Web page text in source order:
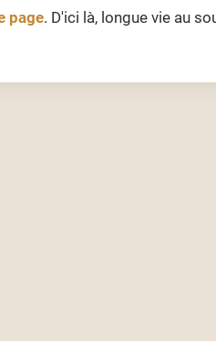
page. D'ici là, longue vie au